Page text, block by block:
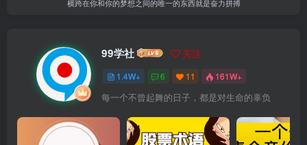
横跨在你和你的梦想之间的唯一的东西就是奋力拼搏
99学社 关注
1.4W+ 6 11 161W+
每一个不曾起舞的日子，都是对生命的辜负